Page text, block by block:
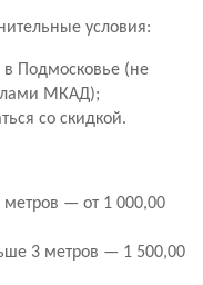
условия:
Подмосковье (не
МКАД);
со скидкой.
— от 1 000,00
3 метров — 1 500,00